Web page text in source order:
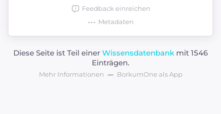
Feedback einreichen
Metadaten
Diese Seite ist Teil einer Wissensdatenbank mit 1546
Einträgen.
Mehr Informationen BorkumOne als App